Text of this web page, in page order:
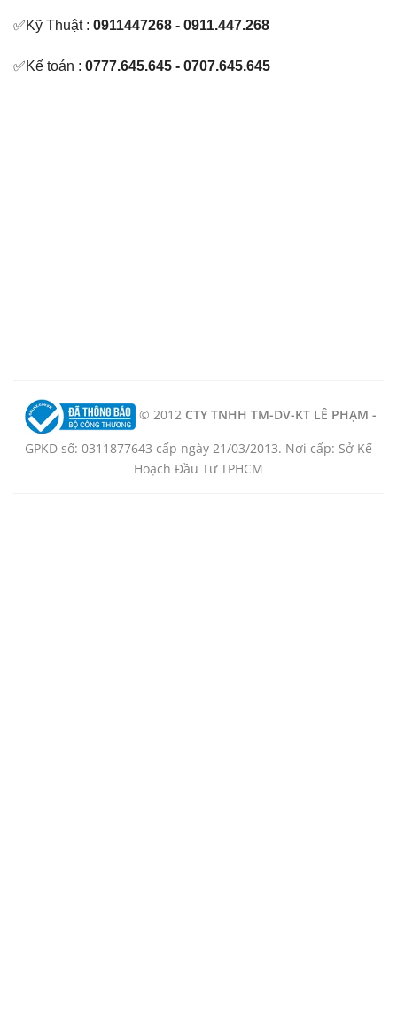
✅Kỹ Thuật : 0911447268 - 0911.447.268
✅Kế toán : 0777.645.645 - 0707.645.645
© 2012 CTY TNHH TM-DV-KT LÊ PHẠM -
GPKD số: 0311877643 cấp ngày 21/03/2013. Nơi cấp: Sở Kế
Hoạch Đầu Tư TPHCM